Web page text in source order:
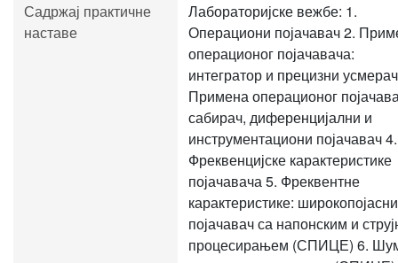
Садржај практичне
наставе
Лабораторијске вежбе: 1.
Операциони појачавач 2.
операционог појачавача:
интегратор и прецизни
Примена операционог
сабирач, диференцијални и
инструментациони појачавач 4.
Фреквенцијске карактеристике
појачавача 5. Фреквентне
карактеристике: широкопојасни
појачавач са напонским и
процесирањем (СПИЦЕ) 6.